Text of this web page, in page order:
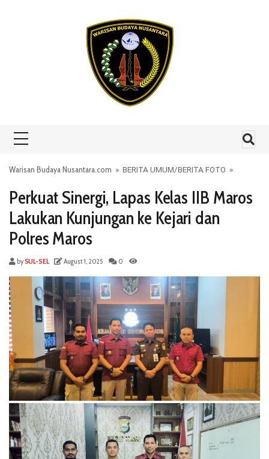
Warisan Budaya Nusantara.com » BERITA UMUM/BERITA FOTO »
Perkuat Sinergi, Lapas Kelas IIB Maros
Lakukan Kunjungan ke Kejari dan
Polres Maros
bySUL-SEL August 1, 2025 0